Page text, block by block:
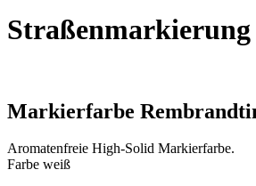
Straßenmarkierung
Markierfarbe
Aromatenfreie High-Solid Markierfarbe.
Farbe weiß